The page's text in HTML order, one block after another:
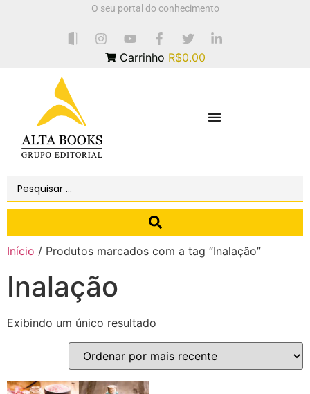
O seu portal do conhecimento
Carrinho R$0.00
Início / Produtos marcados com a tag “Inalação”
Inalação
Exibindo um único resultado